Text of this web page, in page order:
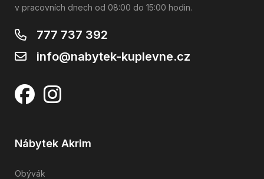
v pracovních dnech od 08:00 do 15:00 hodin.
777 737 392
info@nabytek-kuplevne.cz
Nábytek Akrim
Obývák